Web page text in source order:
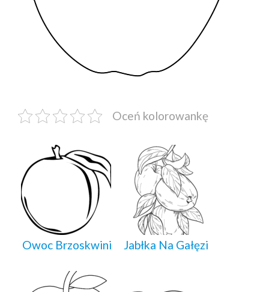
Oceń kolorowankę
Owoc Brzoskwini Jabłka Na Gałęzi